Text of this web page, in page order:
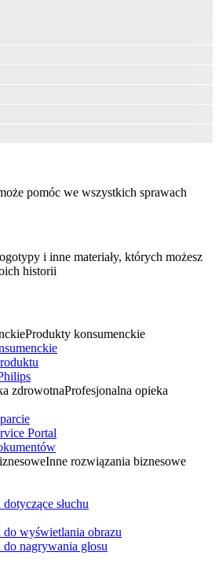
pomóc we wszystkich sprawach
i inne materiały, których możesz
historii
Produkty konsumenckie
zdrowotnaProfesjonalna opieka
Portal
Inne rozwiązania biznesowe
słuchu
do wyświetlania obrazu
nagrywania głosu